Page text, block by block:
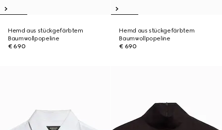
Hemd aus stückgefärbtem
Baumwollpopeline
€ 690
Hemd aus stückgefärbtem
Baumwollpopeline
€ 690